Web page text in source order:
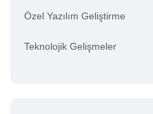
Özel Yazılım Geliştirme
Teknolojik Gelişmeler